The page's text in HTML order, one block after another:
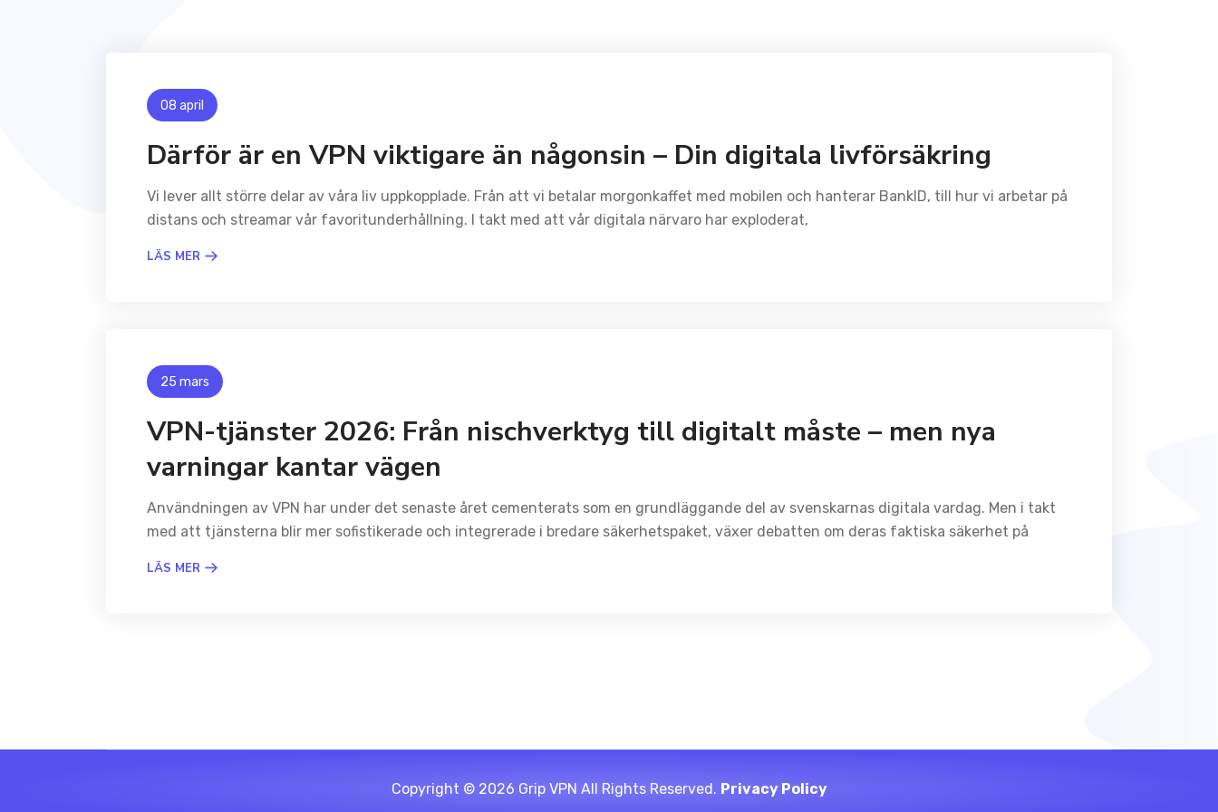
08 april
Därför är en VPN viktigare än någonsin – Din digitala livförsäkring
Vi lever allt större delar av våra liv uppkopplade. Från att vi betalar morgonkaffet med mobilen och hanterar BankID, till hur vi arbetar på
distans och streamar vår favoritunderhållning. I takt med att vår digitala närvaro har exploderat,
LÄS MER
25 mars
VPN-tjänster 2026: Från nischverktyg till digitalt måste – men nya
varningar kantar vägen
Användningen av VPN har under det senaste året cementerats som en grundläggande del av svenskarnas digitala vardag. Men i takt
med att tjänsterna blir mer sofistikerade och integrerade i bredare säkerhetspaket, växer debatten om deras faktiska säkerhet på
LÄS MER
Copyright © 2026 Grip VPN All Rights Reserved. Privacy Policy